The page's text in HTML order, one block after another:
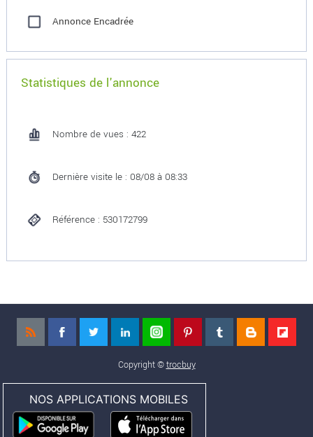
Annonce Encadrée
Statistiques de l'annonce
Nombre de vues : 422
Dernière visite le : 08/08 à 08:33
Référence : 530172799
Copyright ©trocbuy
NOS APPLICATIONS MOBILES